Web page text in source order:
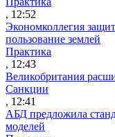
, 12:52
Экономколлегия
пользование землей
Практика
, 12:43
Великобритания
Санкции
, 12:41
АБД предложила
моделей